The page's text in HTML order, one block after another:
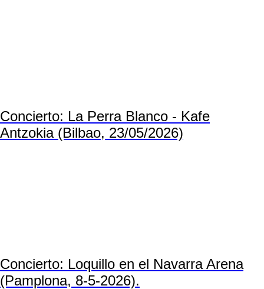
Concierto: La Perra Blanco - Kafe
Antzokia (Bilbao, 23/05/2026)
Concierto: Loquillo en el Navarra Arena
(Pamplona, 8-5-2026).